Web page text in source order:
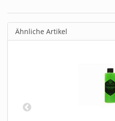
Ähnliche Artikel